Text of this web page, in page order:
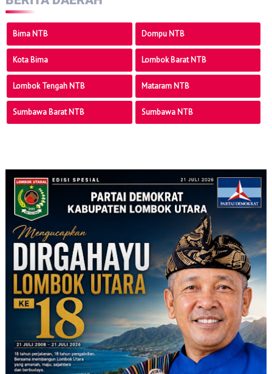
Bima NTB Dompu NTB
Kota Bima Lombok Barat NTB
Lombok Tengah NTB Mataram NTB
Sumbawa Barat NTB Sumbawa NTB